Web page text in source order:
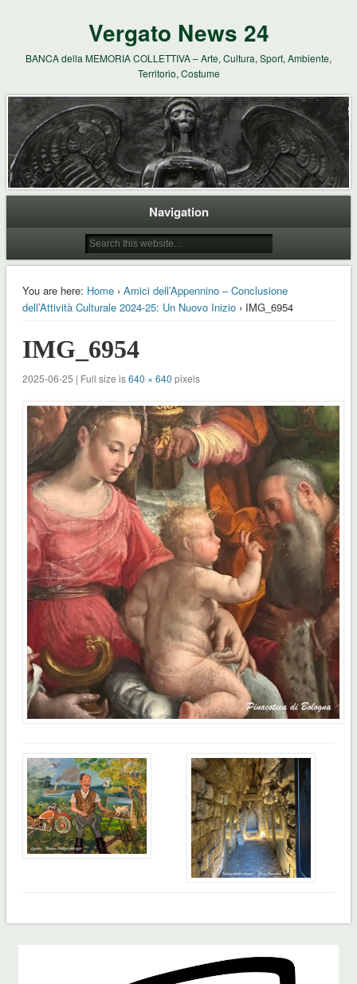
Vergato News 24
BANCA della MEMORIA COLLETTIVA – Arte, Cultura, Sport, Ambiente,
Territorio, Costume
Navigation
You are here: Home› Amici dell’Appennino – Conclusione
dell’Attività Culturale 2024-25: Un Nuovo Inizio› IMG_6954
IMG_6954
2025-06-25 | Full size is640 × 640 pixels